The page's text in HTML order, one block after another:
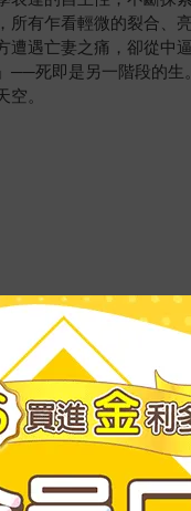
有乍看輕微的裂合、
遇亡妻之痛，卻從
死即是另一階段的
。